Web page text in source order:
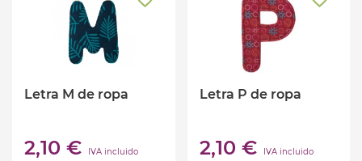
Letra M de ropa
2,10 € IVA incluido
Letra P de ropa
2,10 € IVA incluido